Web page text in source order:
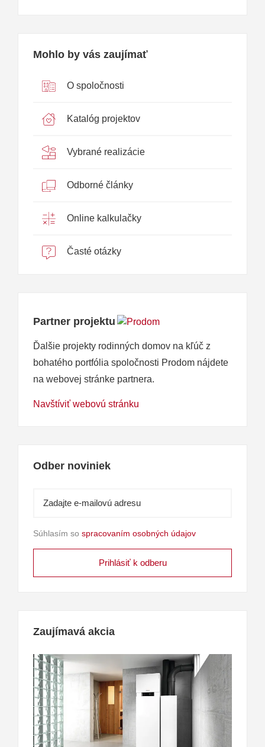
Mohlo by vás zaujímať
O spoločnosti
Katalóg projektov
Vybrané realizácie
Odborné články
Online kalkulačky
Časté otázky
Partner projektu
Ďalšie projekty rodinných domov na kľúč z
bohatého portfólia spoločnosti Prodom nájdete
na webovej stránke partnera.
Navštíviť webovú stránku
Odber noviniek
Súhlasím so spracovaním osobných údajov
Zaujímavá akcia